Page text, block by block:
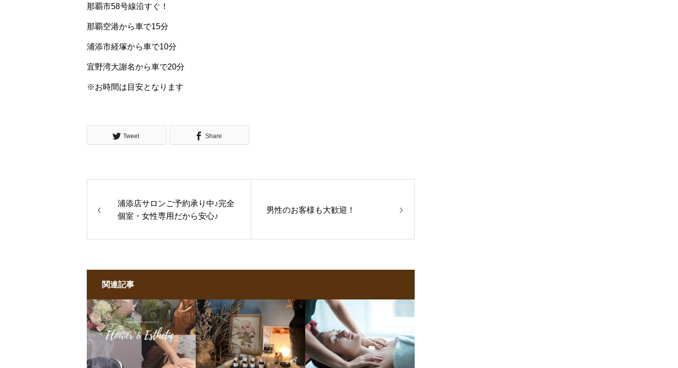
那覇市58号線沿すぐ！
那覇空港から車で15分
浦添市経塚から車で10分
宜野湾大謝名から車で20分
※お時間は目安となります
Tweet Share
浦添店サロンご予約承り中♪完全
個室・女性専用だから安心♪
男性のお客様も大歓迎！
関連記事